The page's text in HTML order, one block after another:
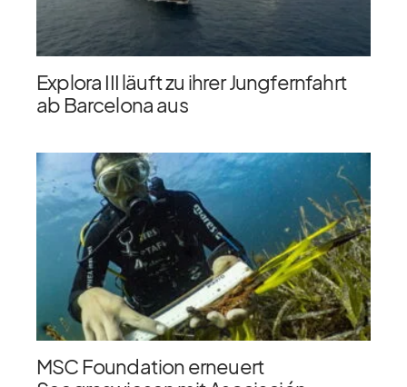
Explora III läuft zu ihrer Jungfernfahrt
ab Barcelona aus
MSC Foundation erneuert